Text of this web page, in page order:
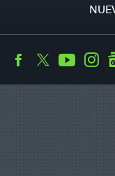
Facebook
Twitter